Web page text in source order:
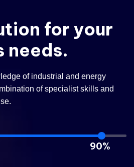
for your
needs.
of industrial and energy
of specialist skills and
90%